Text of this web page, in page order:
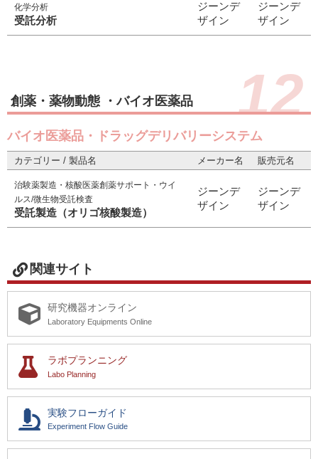
化学分析
受託分析
ジーンデ
ザイン
ジーンデ
ザイン
創薬・薬物動態 ・バイオ医薬品 12
バイオ医薬品・ドラッグデリバリーシステム
カテゴリー / 製品名 メーカー名 販売元名
治験薬製造・核酸医薬創薬サポート・ウイ
ルス/微生物受託検査
受託製造（オリゴ核酸製造）
ジーンデ
ザイン
ジーンデ
ザイン
関連サイト
研究機器オンライン
Laboratory Equipments Online
ラボプランニング
Labo Planning
実験フローガイド
Experiment Flow Guide